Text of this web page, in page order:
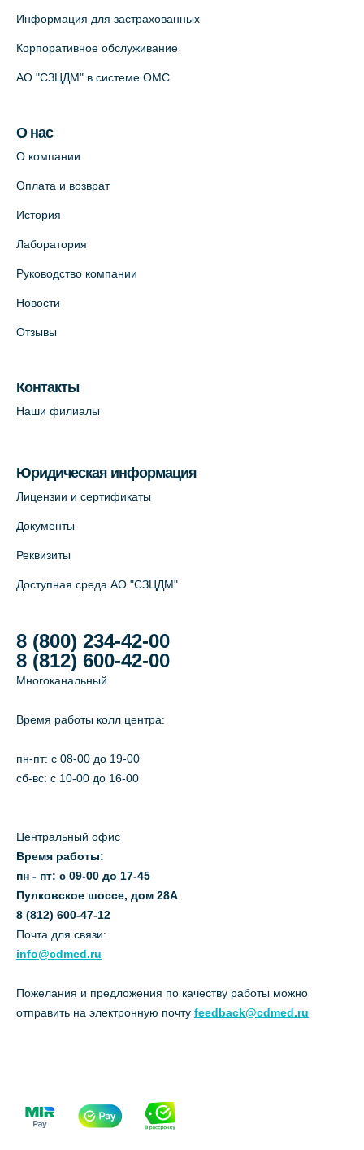
Информация для застрахованных
Корпоративное обслуживание
АО "СЗЦДМ" в системе ОМС
О нас
О компании
Оплата и возврат
История
Лаборатория
Руководство компании
Новости
Отзывы
Контакты
Наши филиалы
Юридическая информация
Лицензии и сертификаты
Документы
Реквизиты
Доступная среда АО "СЗЦДМ"
8 (800) 234-42-00
8 (812) 600-42-00
Многоканальный
Время работы колл центра:
пн-пт: c 08-00 до 19-00
сб-вс: с 10-00 до 16-00
Центральный офис
Время работы:
пн - пт: с 09-00 до 17-45
Пулковское шоссе, дом 28А
8 (812) 600-47-12
Почта для связи:
info@cdmed.ru
Пожелания и предложения по качеству работы можно
отправить на электронную почту feedback@cdmed.ru